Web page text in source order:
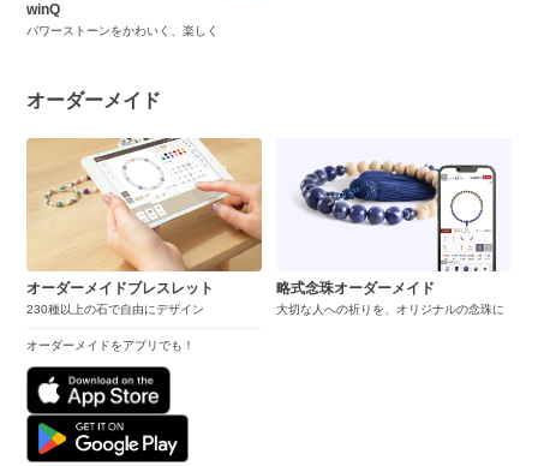
winQ
パワーストーンをかわいく、楽しく
オーダーメイド
オーダーメイドブレスレット
230種以上の石で自由にデザイン
オーダーメイドをアプリでも！
略式念珠オーダーメイド
大切な人への祈りを、オリジナルの念珠に